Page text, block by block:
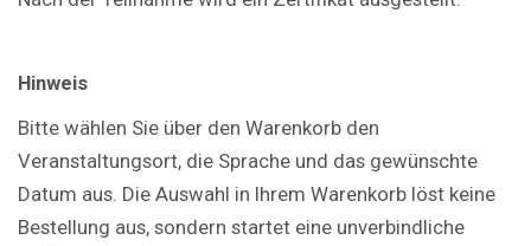
Hinweis
Bitte wählen Sie über den Warenkorb den
Veranstaltungsort, die Sprache und das gewünschte
Datum aus. Die Auswahl in Ihrem Warenkorb löst keine
Bestellung aus, sondern startet eine unverbindliche